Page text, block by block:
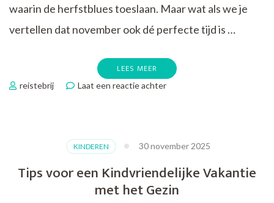
waarin de herfstblues toeslaan. Maar wat als we je
vertellen dat november ook dé perfecte tijd is …
LEES MEER
reistebrij Laat een reactie achterop
Boek
Jouw
November
KINDEREN 30 november 2025
Tips voor een Kindvriendelijke Vakantie
met het Gezin